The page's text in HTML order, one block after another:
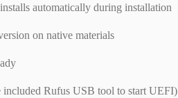
automatically during installation
on native materials
included Rufus USB tool to start UEFI)